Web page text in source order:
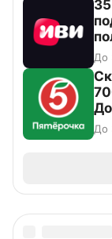
До
До